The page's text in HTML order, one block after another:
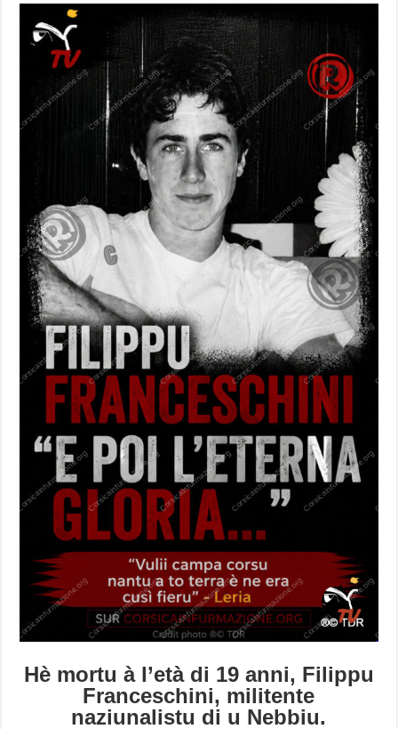
Hè mortu à l’età di 19 anni, Filippu
Franceschini, militente
naziunalistu di u Nebbiu.